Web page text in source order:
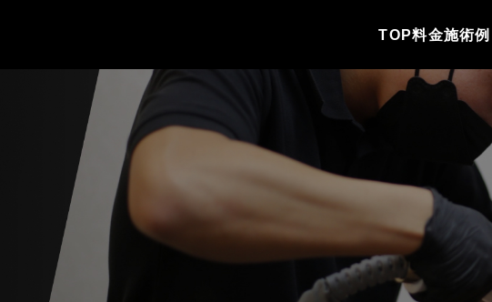
TOP料金施術例